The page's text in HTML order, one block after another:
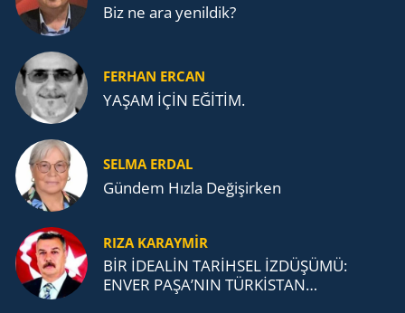
Biz ne ara yenildik?
FERHAN ERCAN
YAŞAM İÇİN EĞİTİM.
SELMA ERDAL
Gündem Hızla Değişirken
RIZA KARAYMIR
BİR İDEALİN TARİHSEL İZDÜŞÜMÜ:
ENVER PAŞA’NIN TÜRKİSTAN